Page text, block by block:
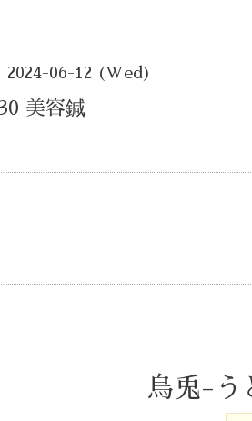
2024-06-12 (Wed)
美容鍼
烏兎-